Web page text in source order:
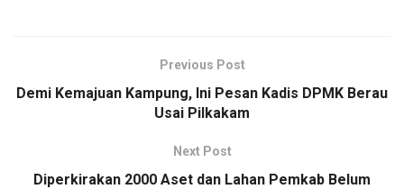
Previous Post
Demi Kemajuan Kampung, Ini Pesan Kadis DPMK Berau
Usai Pilkakam
Next Post
Diperkirakan 2000 Aset dan Lahan Pemkab Belum